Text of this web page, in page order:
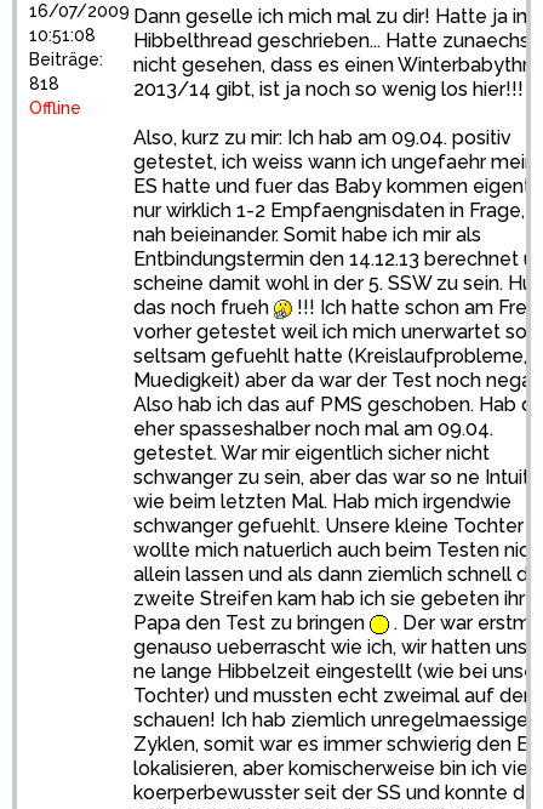
16/07/2009
10:51:08
Beiträge:
818
Offline
Dann geselle ich mich mal zu dir! Hatte ja im
Hibbelthread geschrieben... Hatte zunaechst
nicht gesehen, dass es einen
2013/14 gibt, ist ja noch so wenig los hier!!!
Also, kurz zu mir: Ich hab am 09.04. positiv
getestet, ich weiss wann ich ungefaehr
ES hatte und fuer das Baby kommen
nur wirklich 1-2 Empfaengnisdaten in Frage,
nah beieinander. Somit habe ich mir als
Entbindungstermin den 14.12.13 berechnet
scheine damit wohl in der 5. SSW zu sein.
das noch frueh
!!! Ich hatte schon am
vorher getestet weil ich mich unerwartet so
seltsam gefuehlt hatte (Kreislaufprobleme,
Muedigkeit) aber da war der Test noch
Also hab ich das auf PMS geschoben. Hab
eher spasseshalber noch mal am 09.04.
getestet. War mir eigentlich sicher nicht
schwanger zu sein, aber das war so ne
wie beim letzten Mal. Hab mich irgendwie
schwanger gefuehlt. Unsere kleine Tochter
wollte mich natuerlich auch beim Testen
allein lassen und als dann ziemlich schnell
zweite Streifen kam hab ich sie gebeten
Papa den Test zu bringen
. Der war
genauso ueberrascht wie ich, wir hatten uns
ne lange Hibbelzeit eingestellt (wie bei
Tochter) und mussten echt zweimal auf den
schauen! Ich hab ziemlich unregelmaessige
Zyklen, somit war es immer schwierig den
lokalisieren, aber komischerweise bin ich viel
koerperbewusster seit der SS und konnte